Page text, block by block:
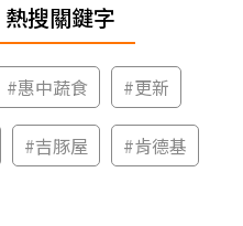
熱搜關鍵字
#惠中蔬食 #更新
#吉豚屋 #肯德基